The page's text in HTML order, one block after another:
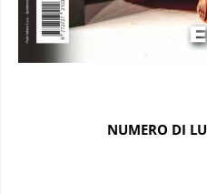
NUMERO DI